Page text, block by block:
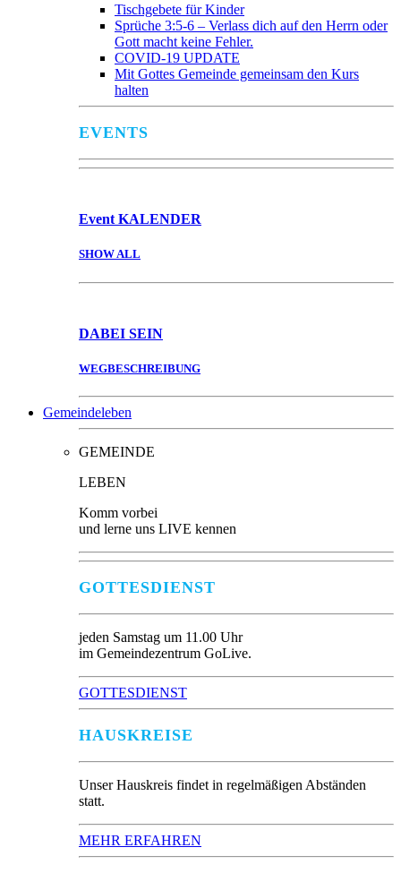
Tischgebete für Kinder
Sprüche 3:5-6 – Verlass dich auf den Herrn oder
Gott macht keine Fehler.
COVID-19 UPDATE
Mit Gottes Gemeinde gemeinsam den Kurs
halten
EVENTS
Event KALENDER
SHOW ALL
DABEI SEIN
WEGBESCHREIBUNG
Gemeindeleben
GEMEINDE
LEBEN
Komm vorbei
und lerne uns LIVE kennen
GOTTESDIENST
jeden Samstag um 11.00 Uhr
im Gemeindezentrum GoLive.
GOTTESDIENST
HAUSKREISE
Unser Hauskreis findet in regelmäßigen Abständen
statt.
MEHR ERFAHREN